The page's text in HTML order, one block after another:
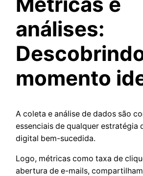
análises:
momento
A coleta e análise de dados são
essenciais de qualquer estratégia
digital bem-sucedida.
Logo, métricas como taxa de
abertura de e-mails,